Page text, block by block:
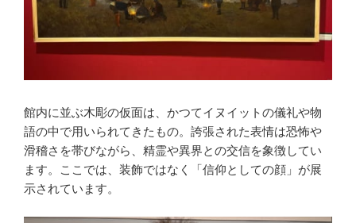
館内に並ぶ木彫の仮面は、かつてイヌイットの儀礼や物
語の中で用いられてきたもの。誇張された表情は恐怖や
滑稽さを帯びながら、精霊や異界との交信を象徴してい
ます。ここでは、装飾ではなく「信仰としての顔」が展
示されています。